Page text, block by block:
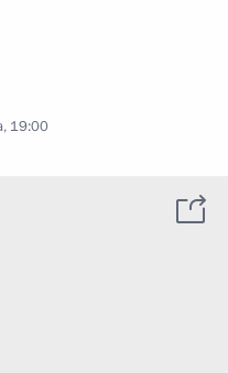
19:00